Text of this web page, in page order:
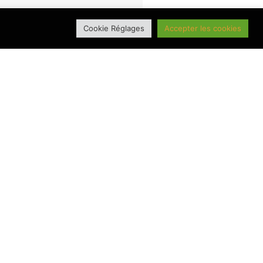
Cookie Réglages Accepter les cookies